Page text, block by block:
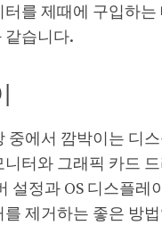
를 제때에 구입하
같습니다.
중에서 깜박이는 디
터와 그래픽 카드
설정과 OS 디스플
제거하는 좋은 방